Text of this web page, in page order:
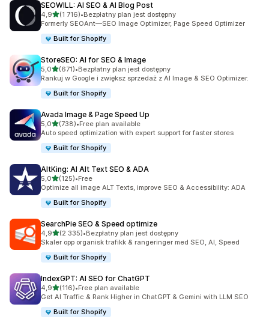
SEOWILL: AI SEO & AI Blog Post
4,9na 5 gwiazdek
(1 716)
Łączna liczba recenzji: 1716
•Bezpłatny plan jest dostępny
Formerly SEOAnt—SEO Image Optimizer, Page Speed Optimizer
Built for Shopify
StoreSEO: AI for SEO & Image
5,0na 5 gwiazdek
(671)
Łączna liczba recenzji: 671
•Bezpłatny plan jest dostępny
Rankuj w Google i zwiększ sprzedaż z AI Image & SEO Optimizer.
Built for Shopify
Avada Image & Page Speed Up
5,0na 5 gwiazdek
(738)
Łączna liczba recenzji: 738
•Free plan available
Auto speed optimization with expert support for faster stores
Built for Shopify
AltKing: AI Alt Text SEO & ADA
5,0na 5 gwiazdek
(125)
Łączna liczba recenzji: 125
•Free
Optimize all image ALT Texts, improve SEO & Accessibility: ADA
Built for Shopify
SearchPie SEO & Speed optimize
4,9na 5 gwiazdek
(2 335)
Łączna liczba recenzji: 2335
•Bezpłatny plan jest dostępny
Skaler opp organisk trafikk & rangeringer med SEO, AI, Speed
Built for Shopify
IndexGPT: AI SEO for ChatGPT
4,9na 5 gwiazdek
(116)
Łączna liczba recenzji: 116
•Free plan available
Get AI Traffic & Rank Higher in ChatGPT & Gemini with LLM SEO
Built for Shopify